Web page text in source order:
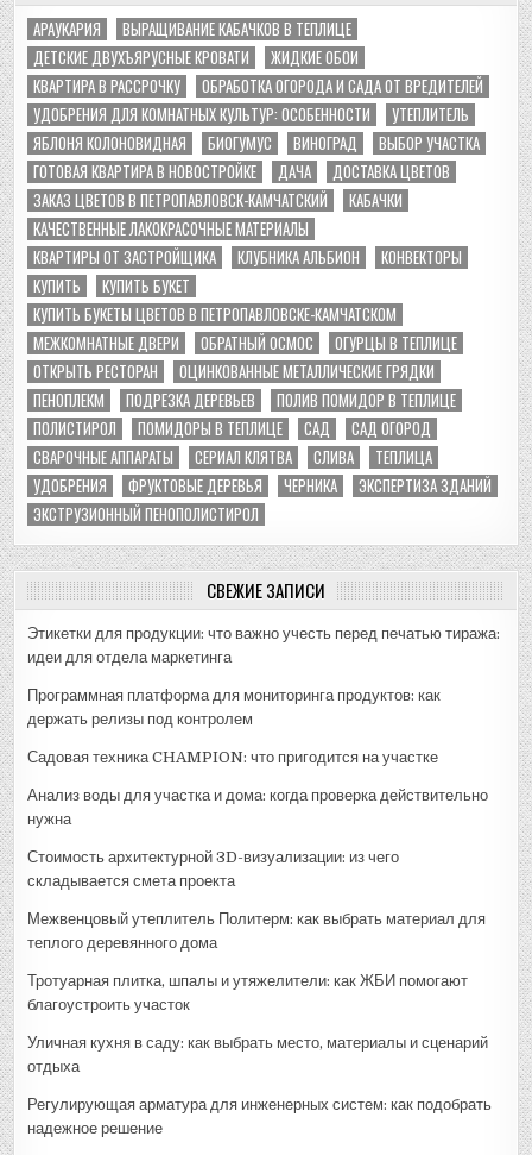
АРАУКАРИЯ
ВЫРАЩИВАНИЕ КАБАЧКОВ В ТЕПЛИЦЕ
ДЕТСКИЕ ДВУХЪЯРУСНЫЕ КРОВАТИ
ЖИДКИЕ ОБОИ
КВАРТИРА В РАССРОЧКУ
ОБРАБОТКА ОГОРОДА И САДА ОТ ВРЕДИТЕЛЕЙ
УДОБРЕНИЯ ДЛЯ КОМНАТНЫХ КУЛЬТУР: ОСОБЕННОСТИ
УТЕПЛИТЕЛЬ
ЯБЛОНЯ КОЛОНОВИДНАЯ
БИОГУМУС ВИНОГРАД
ВЫБОР УЧАСТКА
ГОТОВАЯ КВАРТИРА В НОВОСТРОЙКЕ
ДАЧА
ДОСТАВКА ЦВЕТОВ
ЗАКАЗ ЦВЕТОВ В ПЕТРОПАВЛОВСК-КАМЧАТСКИЙ
КАБАЧКИ
КАЧЕСТВЕННЫЕ ЛАКОКРАСОЧНЫЕ МАТЕРИАЛЫ
КВАРТИРЫ ОТ ЗАСТРОЙЩИКА
КЛУБНИКА АЛЬБИОН
КОНВЕКТОРЫ
КУПИТЬ
КУПИТЬ БУКЕТ
КУПИТЬ БУКЕТЫ ЦВЕТОВ В ПЕТРОПАВЛОВСКЕ-КАМЧАТСКОМ
МЕЖКОМНАТНЫЕ ДВЕРИ
ОБРАТНЫЙ ОСМОС
ОГУРЦЫ В ТЕПЛИЦЕ
ОТКРЫТЬ РЕСТОРАН
ОЦИНКОВАННЫЕ МЕТАЛЛИЧЕСКИЕ ГРЯДКИ
ПЕНОПЛЕКМ
ПОДРЕЗКА ДЕРЕВЬЕВ
ПОЛИВ ПОМИДОР В ТЕПЛИЦЕ
ПОЛИСТИРОЛ
ПОМИДОРЫ В ТЕПЛИЦЕ САД
САД ОГОРОД
СВАРОЧНЫЕ АППАРАТЫ
СЕРИАЛ КЛЯТВА СЛИВА
ТЕПЛИЦА
УДОБРЕНИЯ
ФРУКТОВЫЕ ДЕРЕВЬЯ ЧЕРНИКА
ЭКСПЕРТИЗА ЗДАНИЙ
ЭКСТРУЗИОННЫЙ ПЕНОПОЛИСТИРОЛ
СВЕЖИЕ ЗАПИСИ
Этикетки для продукции: что важно учесть перед печатью тиража:
идеи для отдела маркетинга
Программная платформа для мониторинга продуктов: как
держать релизы под контролем
Садовая техника CHAMPION: что пригодится на участке
Анализ воды для участка и дома: когда проверка действительно
нужна
Стоимость архитектурной 3D-визуализации: из чего
складывается смета проекта
Межвенцовый утеплитель Политерм: как выбрать материал для
теплого деревянного дома
Тротуарная плитка, шпалы и утяжелители: как ЖБИ помогают
благоустроить участок
Уличная кухня в саду: как выбрать место, материалы и сценарий
отдыха
Регулирующая арматура для инженерных систем: как подобрать
надежное решение